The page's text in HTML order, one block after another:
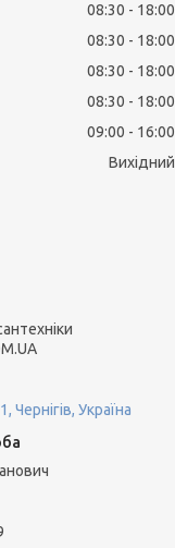
08:30
18:00
08:30
18:00
08:30
18:00
08:30
18:00
09:00
16:00
Вихідний
Чернігів, Україна